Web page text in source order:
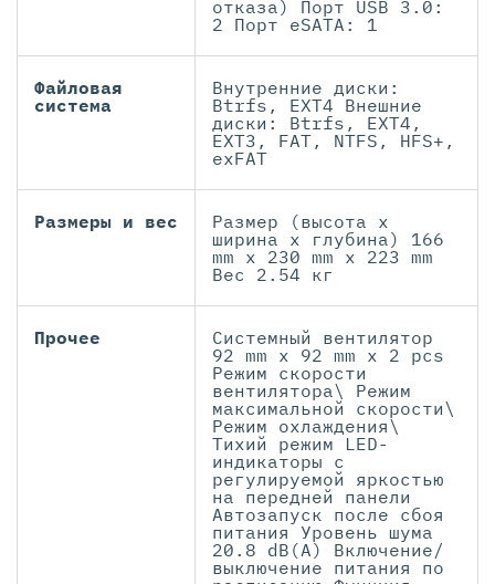
отказа) Порт USB 3.0:
2 Порт eSATA: 1
Файловая
система
Внутренние диски:
Btrfs, EXT4 Внешние
диски: Btrfs, EXT4,
EXT3, FAT, NTFS, HFS+,
exFAT
Размеры и вес
Размер (высота х
ширина х глубина) 166
mm x 230 mm x 223 mm
Вес 2.54 кг
Прочее
Системный вентилятор
92 mm x 92 mm x 2 pcs
Режим скорости
вентилятора\ Режим
максимальной скорости\
Режим охлаждения\
Тихий режим LED-
индикаторы с
регулируемой яркостью
на передней панели
Автозапуск после сбоя
питания Уровень шума
20.8 dB(A) Включение/
выключение питания по